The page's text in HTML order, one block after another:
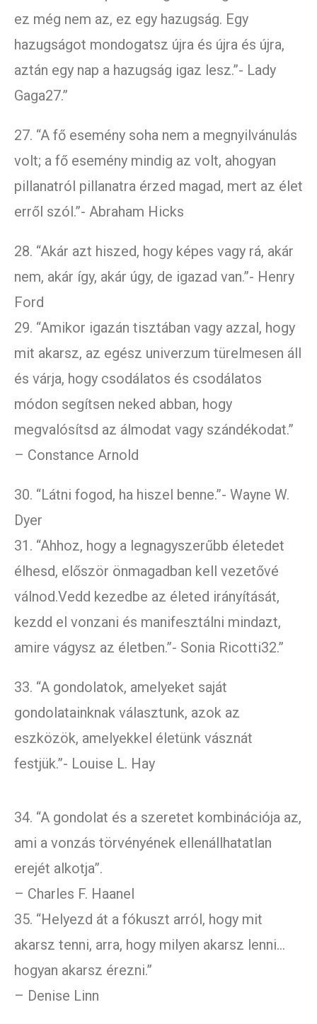
ez még nem az, ez egy hazugság. Egy
hazugságot mondogatsz újra és újra és újra,
aztán egy nap a hazugság igaz lesz.”- Lady
Gaga27.”
27. “A fő esemény soha nem a megnyilvánulás
volt; a fő esemény mindig az volt, ahogyan
pillanatról pillanatra érzed magad, mert az élet
erről szól.”- Abraham Hicks
28. “Akár azt hiszed, hogy képes vagy rá, akár
nem, akár így, akár úgy, de igazad van.”- Henry
Ford
29. “Amikor igazán tisztában vagy azzal, hogy
mit akarsz, az egész univerzum türelmesen áll
és várja, hogy csodálatos és csodálatos
módon segítsen neked abban, hogy
megvalósítsd az álmodat vagy szándékodat.”
– Constance Arnold
30. “Látni fogod, ha hiszel benne.”- Wayne W.
Dyer
31. “Ahhoz, hogy a legnagyszerűbb életedet
élhesd, először önmagadban kell vezetővé
válnod.Vedd kezedbe az életed irányítását,
kezdd el vonzani és manifesztálni mindazt,
amire vágysz az életben.”- Sonia Ricotti32.”
33. “A gondolatok, amelyeket saját
gondolatainknak választunk, azok az
eszközök, amelyekkel életünk vásznát
festjük.”- Louise L. Hay
34. “A gondolat és a szeretet kombinációja az,
ami a vonzás törvényének ellenállhatatlan
erejét alkotja”.
– Charles F. Haanel
35. “Helyezd át a fókuszt arról, hogy mit
akarsz tenni, arra, hogy milyen akarsz lenni…
hogyan akarsz érezni.”
– Denise Linn